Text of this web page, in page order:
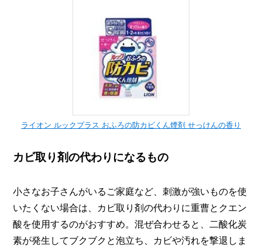
ライオン ルックプラス おふろの防カビくん煙剤 せっけんの香り
カビ取り剤の代わりになるもの
小さなお子さんがいるご家庭など、刺激が強いものを使
いたくない場合は、カビ取り剤の代わりに重曹とクエン
酸を使用するのがおすすめ。混ぜ合わせると、二酸化炭
素が発生してブクブクと泡立ち、カビや汚れを撃退しま